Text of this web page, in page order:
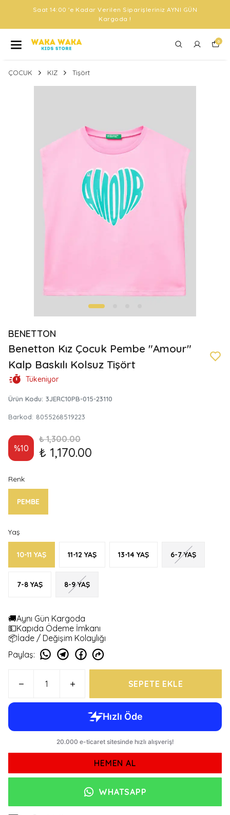
Saat 14:00 'e Kadar Verilen Siparişleriniz AYNI GÜN
Kargoda !
0
ÇOCUK KIZ Tişört
BENETTON
Benetton Kız Çocuk Pembe "Amour"
Kalp Baskılı Kolsuz Tişört
Tükeniyor
Ürün Kodu: 3JERC10PB-015-23110
Barkod: 8055268519223
%10
₺ 1,300.00
₺ 1,170.00
Renk
PEMBE
Yaş
10-11 YAŞ 11-12 YAŞ 13-14 YAŞ 6-7 YAŞ
7-8 YAŞ 8-9 YAŞ
🚚Aynı Gün Kargoda
💵Kapıda Ödeme İmkanı
📦İade / Değişim Kolaylığı
Paylaş:
SEPETE EKLE
HEMEN AL
WHATSAPP